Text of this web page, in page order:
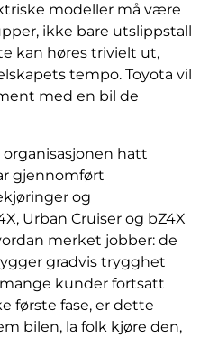
modeller må være
ikke bare utslippstall
kan høres trivielt ut,
tempo. Toyota vil
med en bil de
organisasjonen hatt
gjennomført
og
Urban Cruiser og bZ4X
merket jobber: de
gradvis trygghet
kunder fortsatt
første fase, er dette
bilen, la folk kjøre den,